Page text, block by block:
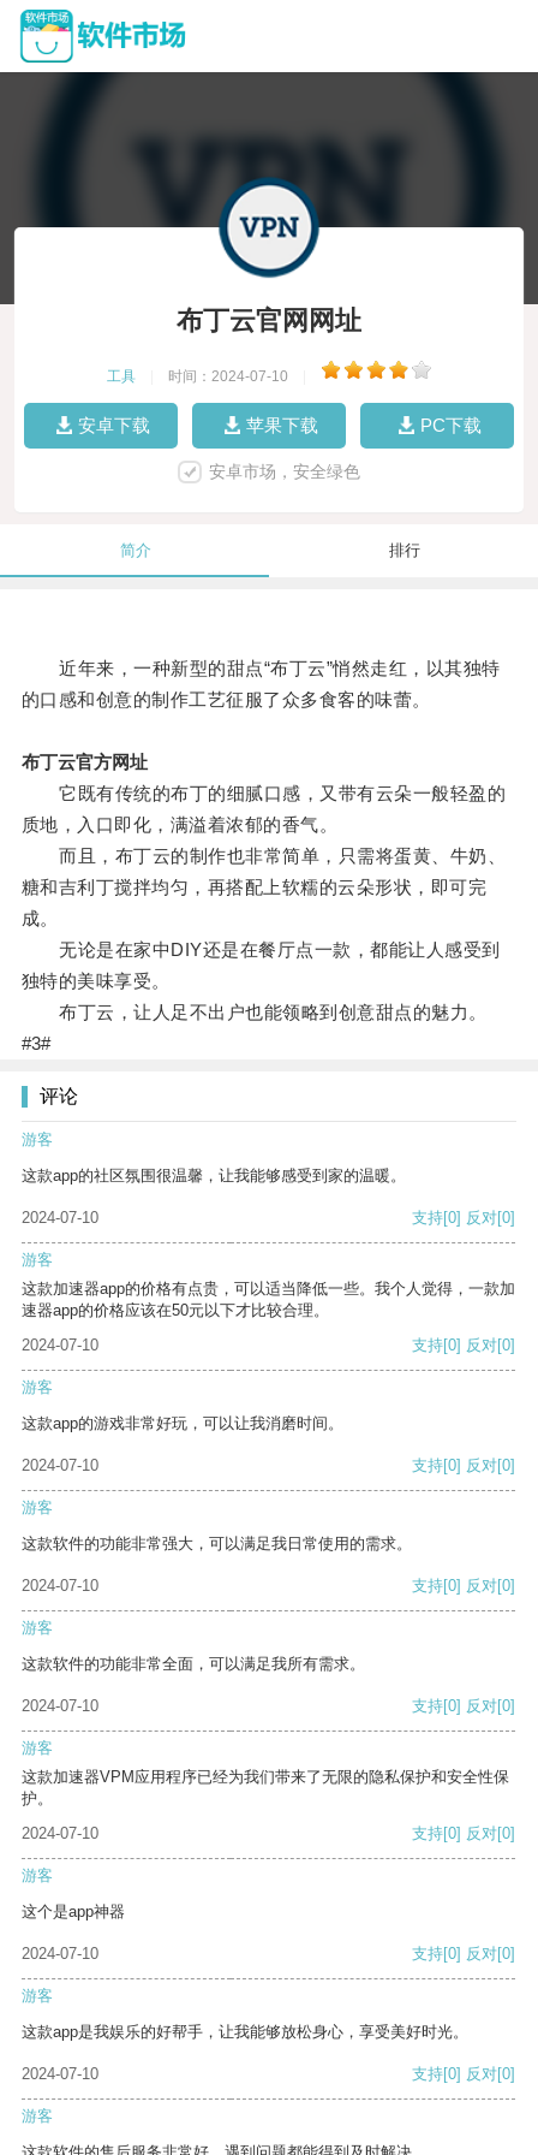
布丁云官网网址
工具 时间：2024-07-10
安卓下载 苹果下载 PC下载
安卓市场，安全绿色
简介 排行
近年来，一种新型的甜点“布丁云”悄然走红，以其独特
的口感和创意的制作工艺征服了众多食客的味蕾。
布丁云官方网址
它既有传统的布丁的细腻口感，又带有云朵一般轻盈的
质地，入口即化，满溢着浓郁的香气。
而且，布丁云的制作也非常简单，只需将蛋黄、牛奶、
糖和吉利丁搅拌均匀，再搭配上软糯的云朵形状，即可完
成。
无论是在家中DIY还是在餐厅点一款，都能让人感受到
独特的美味享受。
布丁云，让人足不出户也能领略到创意甜点的魅力。
#3#
评论
游客
这款app的社区氛围很温馨，让我能够感受到家的温暖。
2024-07-10 支持[0] 反对[0]
游客
这款加速器app的价格有点贵，可以适当降低一些。我个人觉得，一款加
速器app的价格应该在50元以下才比较合理。
2024-07-10
支持[0] 反对[0]
游客
这款app的游戏非常好玩，可以让我消磨时间。
2024-07-10 支持[0] 反对[0]
游客
这款软件的功能非常强大，可以满足我日常使用的需求。
2024-07-10 支持[0] 反对[0]
游客
这款软件的功能非常全面，可以满足我所有需求。
2024-07-10 支持[0] 反对[0]
游客
这款加速器VPM应用程序已经为我们带来了无限的隐私保护和安全性保
护。
2024-07-10
支持[0] 反对[0]
游客
这个是app神器
2024-07-10 支持[0] 反对[0]
游客
这款app是我娱乐的好帮手，让我能够放松身心，享受美好时光。
2024-07-10 支持[0] 反对[0]
游客